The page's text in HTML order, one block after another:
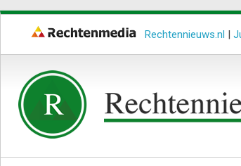
Rechtennieuws.nl |